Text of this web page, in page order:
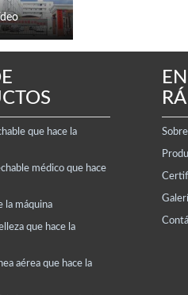
que hace la
médico que hace
la máquina
que hace la
aérea que hace la